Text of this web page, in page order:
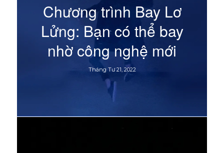
Chương trình Bay Lơ
Lửng: Bạn có thể bay
nhờ công nghệ mới
Tháng Tư 21, 2022